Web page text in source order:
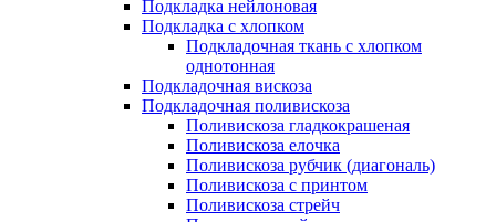
Подкладка нейлоновая
Подкладка с хлопком
Подкладочная ткань с хлопком
однотонная
Подкладочная вискоза
Подкладочная поливискоза
Поливискоза гладкокрашеная
Поливискоза елочка
Поливискоза рубчик (диагональ)
Поливискоза с принтом
Поливискоза стрейч